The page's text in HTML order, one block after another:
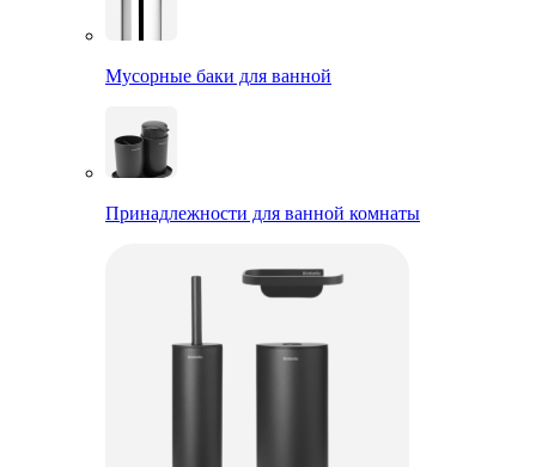
Мусорные баки для ванной
Принадлежности для ванной комнаты